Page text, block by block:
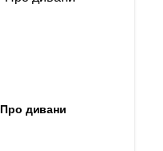
Про дивани